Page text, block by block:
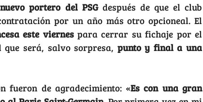
portero del PSGdespués de que el club
por un año más otro opcioneal. El
este viernespara cerrar su fichaje por el
será, salvo sorpresa, punto y final a una
fueron de agradecimiento: «Es con una gran